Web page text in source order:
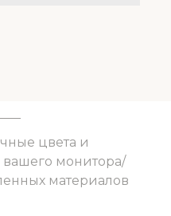
цвета и
вашего монитора/
материалов